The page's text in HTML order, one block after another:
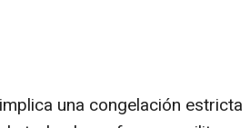
una congelación estricta